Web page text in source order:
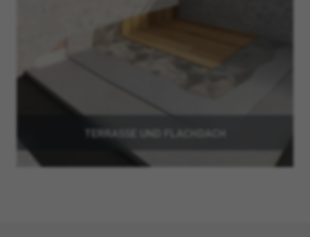
TERRASSE UND FLACHDACH